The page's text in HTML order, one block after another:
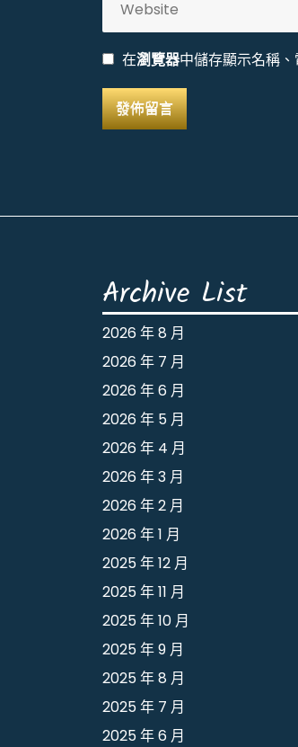
在瀏覽器中儲存顯示名稱
Archive List
2026 年 8 月
2026 年 7 月
2026 年 6 月
2026 年 5 月
2026 年 4 月
2026 年 3 月
2026 年 2 月
2026 年 1 月
2025 年 12 月
2025 年 11 月
2025 年 10 月
2025 年 9 月
2025 年 8 月
2025 年 7 月
2025 年 6 月